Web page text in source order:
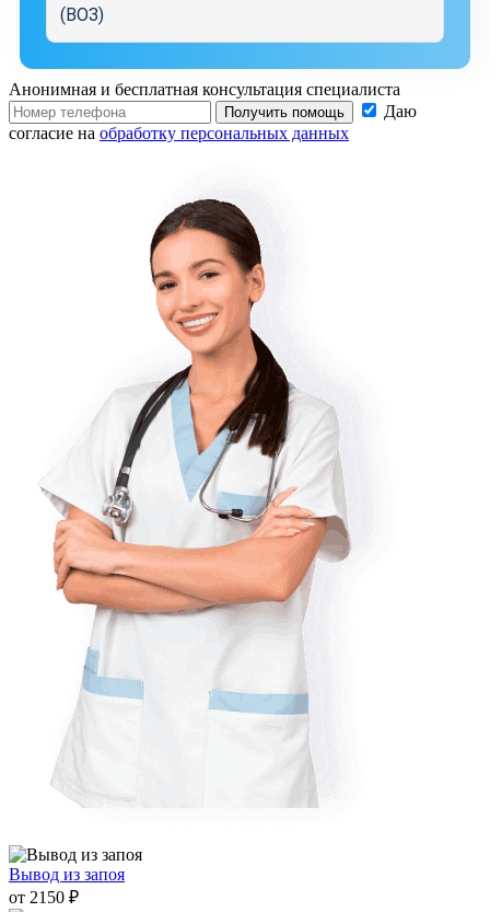
(ВОЗ)
Анонимная и бесплатная консультация специалиста
Получить помощь
Даю
согласие на обработку персональных данных
Вывод из запоя
от 2150 ₽